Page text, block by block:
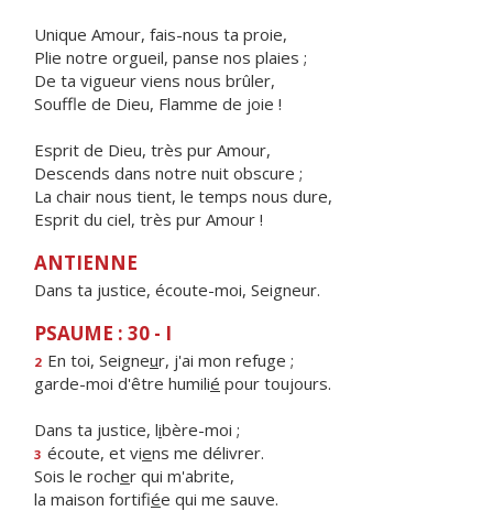
Unique Amour, fais-nous ta proie,
Plie notre orgueil, panse nos plaies ;
De ta vigueur viens nous brûler,
Souffle de Dieu, Flamme de joie !
Esprit de Dieu, très pur Amour,
Descends dans notre nuit obscure ;
La chair nous tient, le temps nous dure,
Esprit du ciel, très pur Amour !
ANTIENNE
Dans ta justice, écoute-moi, Seigneur.
PSAUME : 30 - I
2 En toi, Seigneur, j'ai mon refuge ;
garde-moi d'être humilié pour toujours.
Dans ta justice, libère-moi ;
3 écoute, et viens me délivrer.
Sois le rocher qui m'abrite,
la maison fortifiée qui me sauve.